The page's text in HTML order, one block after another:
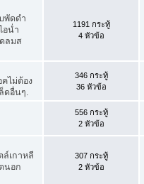
พัดดำ
อน่ำ
ลมส
1191 กระทู้
4 หัวข้อ
ไม่ต้อง
อื่นๆ.
346 กระทู้
36 หัวข้อ
556 กระทู้
2 หัวข้อ
เกาหลี
นอก
307 กระทู้
2 หัวข้อ